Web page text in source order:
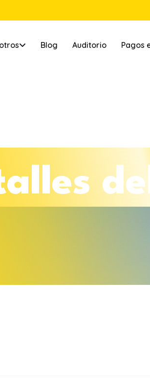
Blog Auditorio Pagos
alles de